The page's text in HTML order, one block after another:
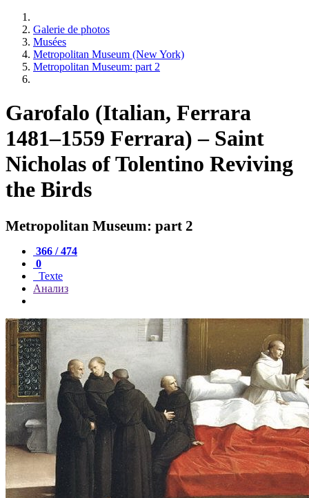
Galerie de photos
Musées
Metropolitan Museum (New York)
Metropolitan Museum: part 2
Garofalo (Italian, Ferrara
1481–1559 Ferrara) – Saint
Nicholas of Tolentino Reviving
the Birds
Metropolitan Museum: part 2
366 / 474
0
Texte
Анализ